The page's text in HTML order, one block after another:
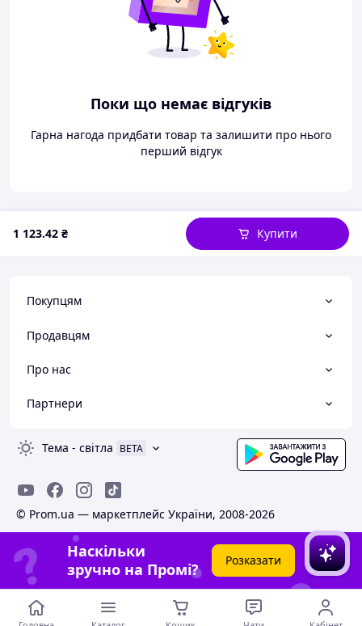
Поки що немає відгуків
Гарна нагода придбати товар та залишити про нього
перший відгук
1 123.42 ₴ Купити
Покупцям
Продавцям
Про нас
Партнери
Тема - світла BETA
© Prom.ua — маркетплейс України, 2008-2026
Наскільки
зручно на Промі?
Розказати